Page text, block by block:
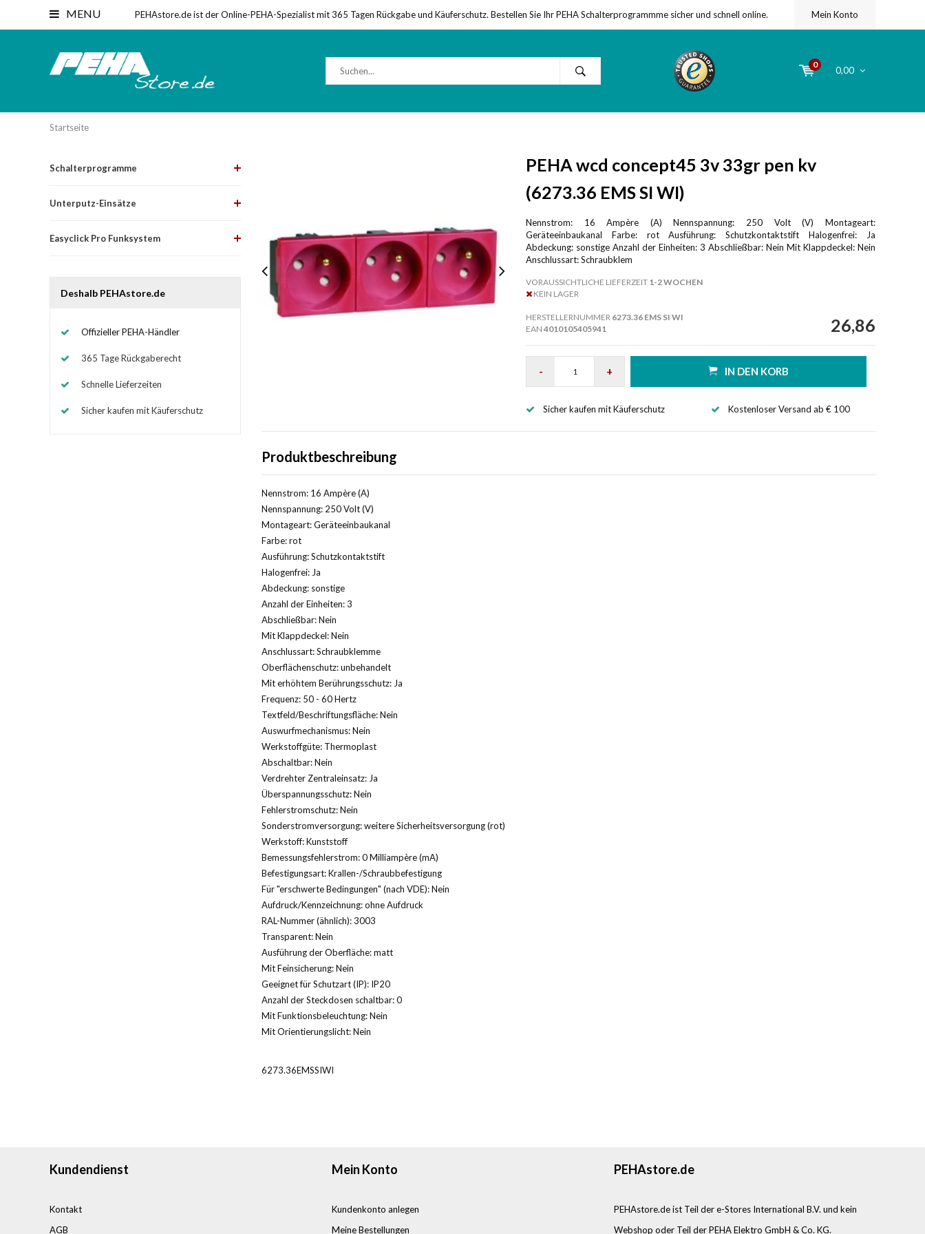
MENU PEHAstore.de ist der Online-PEHA-Spezialist mit 365 Tagen Rückgabe und Käuferschutz. Bestellen Sie Ihr PEHA Schalterprogrammme sicher und schnell online. Mein Konto
0
0,00
Startseite
Schalterprogramme
Unterputz-Einsätze
Easyclick Pro Funksystem
Deshalb PEHAstore.de
Offizieller PEHA-Händler
365 Tage Rückgaberecht
Schnelle Lieferzeiten
Sicher kaufen mit Käuferschutz
PEHA wcd concept45 3v 33gr pen kv
(6273.36 EMS SI WI)
Nennstrom: 16 Ampère (A) Nennspannung: 250 Volt (V) Montageart:
Geräteeinbaukanal Farbe: rot Ausführung: Schutzkontaktstift Halogenfrei: Ja
Abdeckung: sonstige Anzahl der Einheiten: 3 Abschließbar: Nein Mit Klappdeckel: Nein
Anschlussart: Schraubklem
VORAUSSICHTLICHE LIEFERZEIT1-2 WOCHEN
KEIN LAGER
HERSTELLERNUMMER 6273.36 EMS SI WI
EAN 4010105405941 26,86
- + IN DEN KORB
Sicher kaufen mit Käuferschutz Kostenloser Versand ab € 100
Produktbeschreibung
Nennstrom: 16 Ampère (A)
Nennspannung: 250 Volt (V)
Montageart: Geräteeinbaukanal
Farbe: rot
Ausführung: Schutzkontaktstift
Halogenfrei: Ja
Abdeckung: sonstige
Anzahl der Einheiten: 3
Abschließbar: Nein
Mit Klappdeckel: Nein
Anschlussart: Schraubklemme
Oberflächenschutz: unbehandelt
Mit erhöhtem Berührungsschutz: Ja
Frequenz: 50 - 60 Hertz
Textfeld/Beschriftungsfläche: Nein
Auswurfmechanismus: Nein
Werkstoffgüte: Thermoplast
Abschaltbar: Nein
Verdrehter Zentraleinsatz: Ja
Überspannungsschutz: Nein
Fehlerstromschutz: Nein
Sonderstromversorgung: weitere Sicherheitsversorgung (rot)
Werkstoff: Kunststoff
Bemessungsfehlerstrom: 0 Milliampère (mA)
Befestigungsart: Krallen-/Schraubbefestigung
Für "erschwerte Bedingungen" (nach VDE): Nein
Aufdruck/Kennzeichnung: ohne Aufdruck
RAL-Nummer (ähnlich): 3003
Transparent: Nein
Ausführung der Oberfläche: matt
Mit Feinsicherung: Nein
Geeignet für Schutzart (IP): IP20
Anzahl der Steckdosen schaltbar: 0
Mit Funktionsbeleuchtung: Nein
Mit Orientierungslicht: Nein
6273.36EMSSIWI
Kundendienst
Kontakt
AGB
Mein Konto
Kundenkonto anlegen
Meine Bestellungen
PEHAstore.de
PEHAstore.de ist Teil der e-Stores International B.V. und kein
Webshop oder Teil der PEHA Elektro GmbH & Co. KG.